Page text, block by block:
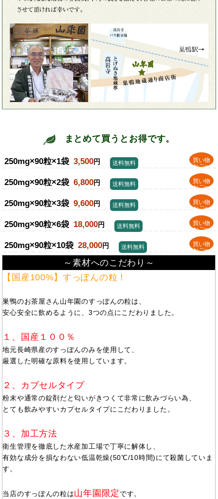
まとめて買うとお得です。
250mg×90粒×1袋 3,500円
買い物
かごへ
送料無料
250mg×90粒×2袋 6,800円
買い物
かごへ
送料無料
250mg×90粒×3袋 9,600円
買い物
かごへ
送料無料
250mg×90粒×6袋 18,000円
買い物
かごへ
送料無料
250mg×90粒×10袋 28,000円
買い物
かごへ
送料無料
～素材へのこだわり～
【国産100%】すっぽんの粒！
巣鴨のお茶屋さん山年園のすっぽんの粒は、
安心安全に飲めるように、3つの点にこだわりました。
１、国産１００％
地元長崎県産のすっぽんのみを使用して、
厳選した明確な原料を使用しています。
２、カプセルタイプ
粉末や通常の錠剤だと匂いがきつくて非常に飲みづらい為、
とても飲みやすいカプセルタイプにこだわりました。
３、加工方法
衛生管理を徹底した水産加工場で丁寧に解体し、
有効な成分を損なわない低温乾燥(50℃/10時間)にて殺菌していま
す。
当店のすっぽんの粒は山年園限定 です。